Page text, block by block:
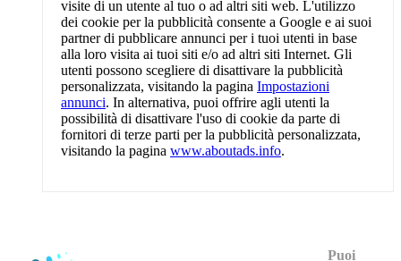
visite di un utente al tuo o ad altri siti web. L'utilizzo
dei cookie per la pubblicità consente a Google e ai suoi
partner di pubblicare annunci per i tuoi utenti in base
alla loro visita ai tuoi siti e/o ad altri siti Internet. Gli
utenti possono scegliere di disattivare la pubblicità
personalizzata, visitando la pagina Impostazioni
annunci. In alternativa, puoi offrire agli utenti la
possibilità di disattivare l'uso di cookie da parte di
fornitori di terze parti per la pubblicità personalizzata,
visitando la pagina www.aboutads.info.
Puoi